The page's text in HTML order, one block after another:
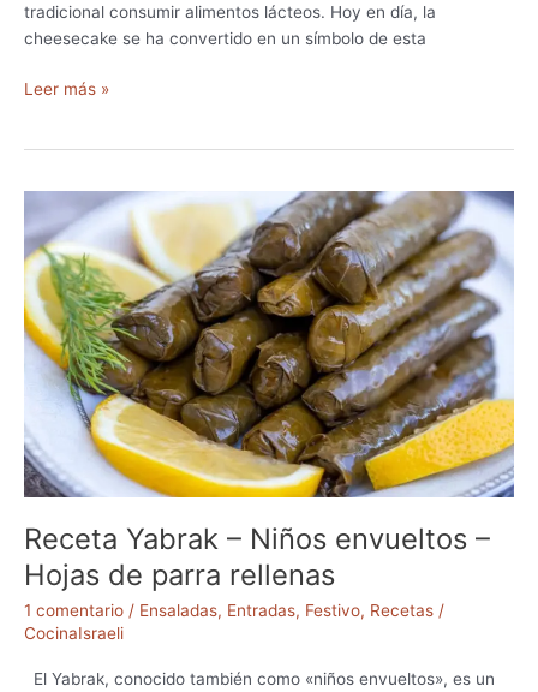
a
e
í
tradicional consumir alimentos lácteos. Hoy en día, la
cheesecake se ha convertido en un símbolo de esta
R
t
C
h
e
e
a
k
e
T
o
r
t
a
Leer más »
Receta Yabrak – Niños envueltos –
Hojas de parra rellenas
1 comentario / Ensaladas, Entradas, Festivo, Recetas /
CocinaIsraeli
El Yabrak, conocido también como «niños envueltos», es un